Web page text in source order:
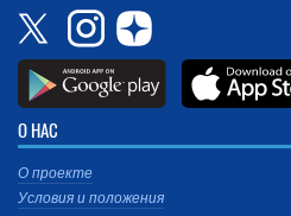
О НАС
О проекте
Условия и положения